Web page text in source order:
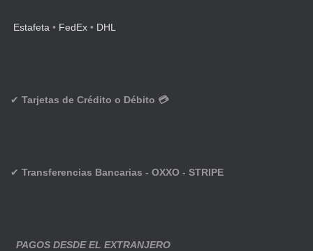
Estafeta • FedEx • DHL
✔ Tarjetas de Crédito o Débito 💳
✔ Transferencias Bancarias - OXXO - STRIPE
PAGOS DESDE EL EXTRANJERO